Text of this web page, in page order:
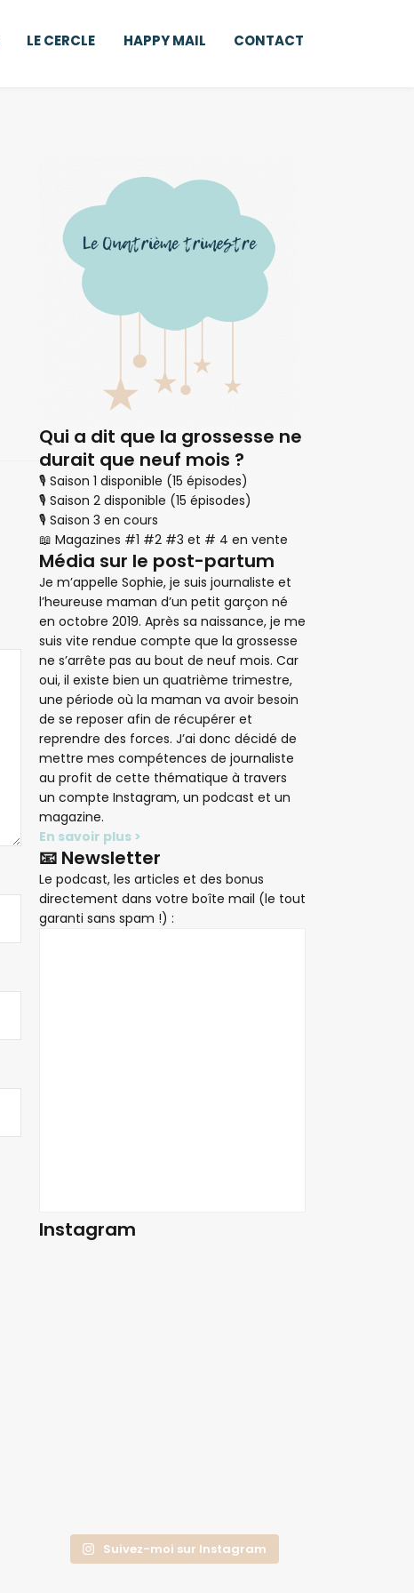
LE CERCLE HAPPY MAIL CONTACT
Qui a dit que la grossesse ne
durait que neuf mois ?
🎙 Saison 1 disponible (15 épisodes)
🎙 Saison 2 disponible (15 épisodes)
🎙 Saison 3 en cours
📖 Magazines #1 #2 #3 et # 4 en vente
Média sur le post-partum
Je m’appelle Sophie, je suis journaliste et
l’heureuse maman d’un petit garçon né
en octobre 2019. Après sa naissance, je me
suis vite rendue compte que la grossesse
ne s’arrête pas au bout de neuf mois. Car
oui, il existe bien un quatrième trimestre,
une période où la maman va avoir besoin
de se reposer afin de récupérer et
reprendre des forces. J’ai donc décidé de
mettre mes compétences de journaliste
au profit de cette thématique à travers
un compte Instagram, un podcast et un
magazine.
En savoir plus >
📧 Newsletter
Le podcast, les articles et des bonus
directement dans votre boîte mail (le tout
garanti sans spam !) :
Instagram
Suivez-moi sur Instagram